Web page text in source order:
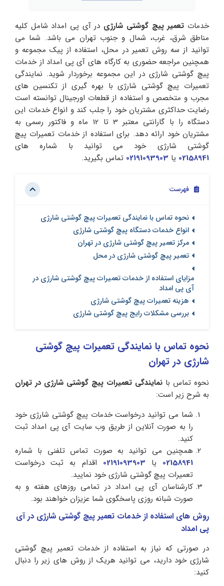
خدمات تعمیر پیچ گوشتی شارژی در آی پی امداد شامل کلیه
مناطق شرق، غرب، شمال و جنوب تهران می باشد. شما می
توانید از سه روش تعمیر در محل، استفاده از پیک مجموعه و
همچنین مراجعه حضوری به کارگاه های آی پی امداد از خدمات
پیچ گوشتی شارژی در این مجموعه برخوردار شوید. نمایندگی
تعمیرات پیچ گوشتی شارژی با بهره گیری از تکنسین های
مجرب و متخصص و استفاده از قطعات اورجینال توانسته است
رضایت حداکثری مشتریان خود را جلب کند و انواع خدمات این
دستگاه را با گارانتی معتبر 3 تا 12 ماه و فاکتور رسمی به
مشتریان خود ارائه دهد. برای استفاده از خدمات تعمیرات پیچ
گوشتی شارژی خود می توانید با شماره های
02158941 یا 02191093903 تماس بگیرید.
فهرست
نحوه تماس با نمایندگی تعمیرات پیچ گوشتی شارژی
انواع خدمات دستگاه پیچ گوشتی شارژی
مرکز تعمیر پیچ گوشتی شارژی در تهران
تعمیر پیچ گوشتی شارژی در محل
مزایای استفاده از خدمات تعمیرات پیچ گوشتی شارژی در
آی پی امداد
هزینه تعمیرات پیچ گوشتی شارژی
بررسی مشکلات رایج پیچ گوشتی شارژی
نحوه تماس با نمایندگی تعمیرات پیچ گوشتی
شارژی در تهران
نحوه تماس با نمایندگی تعمیرات پیچ گوشتی شارژی در تهران
به شرح زیر است:
شما می توانید درخواست خدمات پیچ گوشتی شارژی خود
را به صورت آنلاین از طریق وب سایت آی پی امداد ثبت
کنید.
همچنین می توانید به صورت تماس تلفنی با شماره
02158941 یا 02191093903 اقدام به ثبت درخواست
تعمیرات پیچ گوشتی شارژی خود نمایید.
کارشناسان آی پی امداد در تمامی روزهای هفته و به
صورت شبانه روزی پاسخگوی شما عزیزان خواهند بود.
روش های استفاده از خدمات تعمیر پیچ گوشتی شارژی در آی
پی امداد
در صورتی که نیاز به استفاده از خدمات تعمیر پیچ گوشتی
شارژی خود دارید، می توانید هریک از روش های زیر را دنبال
کنید: